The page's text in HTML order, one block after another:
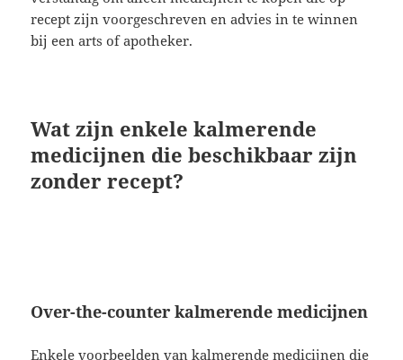
recept zijn voorgeschreven en advies in te winnen
bij een arts of apotheker.
Wat zijn enkele kalmerende
medicijnen die beschikbaar zijn
zonder recept?
Over-the-counter kalmerende medicijnen
Enkele voorbeelden van kalmerende medicijnen die